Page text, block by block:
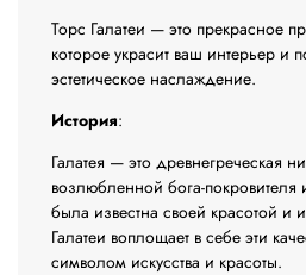
Торс Галатеи — это прекрасное
которое украсит ваш интерьер и
эстетическое наслаждение.
История:
Галатея — это древнегреческая
возлюбленной бога-покровителя
была известна своей красотой и
Галатеи воплощает в себе эти
символом искусства и красоты.